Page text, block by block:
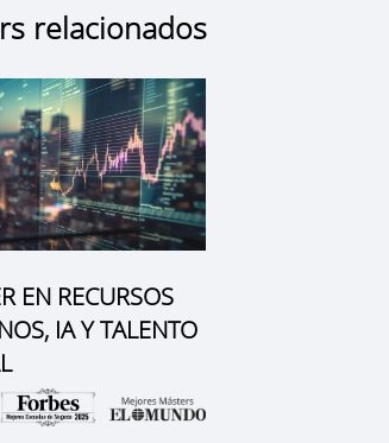
relacionados
EN RECURSOS
IA Y TALENTO